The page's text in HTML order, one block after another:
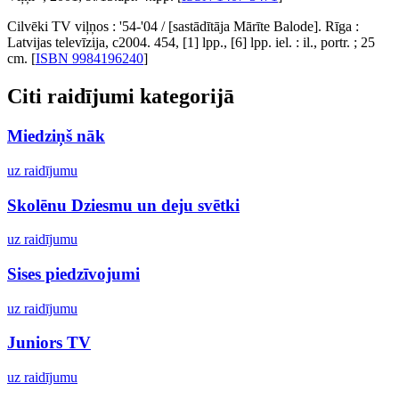
Cilvēki TV viļņos : '54-'04 / [sastādītāja Mārīte Balode]. Rīga :
Latvijas televīzija, c2004. 454, [1] lpp., [6] lpp. iel. : il., portr. ; 25
cm. [ISBN 9984196240]
Citi raidījumi kategorijā
Miedziņš nāk
uz raidījumu
Skolēnu Dziesmu un deju svētki
uz raidījumu
Sises piedzīvojumi
uz raidījumu
Juniors TV
uz raidījumu